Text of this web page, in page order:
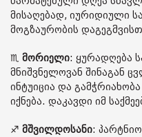
მისაღებად, იურიდიული
მოგზაურობის
♏️ მორიელი: ყურადღება
მნიშვნელოვან შინაგან
ინტუიცია და
იქნება. დაკავდი იმ
♐️ მშვილდოსანი: